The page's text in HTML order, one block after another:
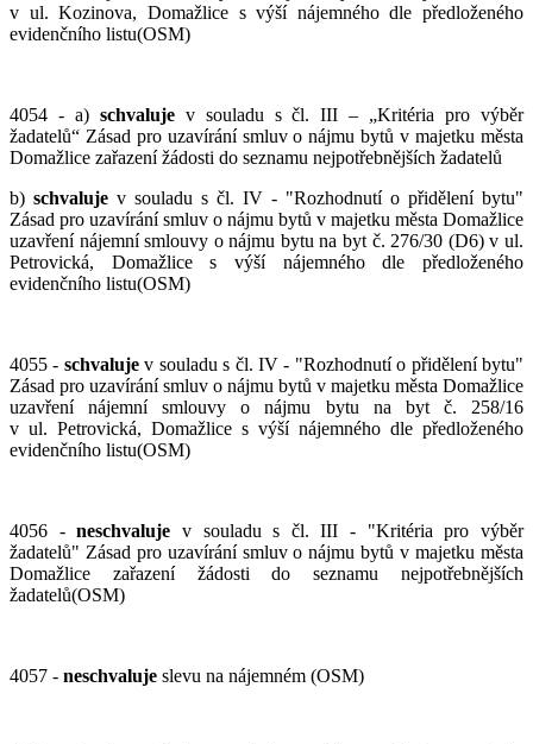
v ul. Kozinova, Domažlice s výší nájemného dle předloženého
evidenčního listu(OSM)
4054 - a) schvalujev souladu s čl. III – „Kritéria pro výběr
žadatelů“ Zásad pro uzavírání smluv o nájmu bytů v majetku města
Domažlice zařazení žádosti do seznamu nejpotřebnějších žadatelů
b) schvaluje v souladu s čl. IV - "Rozhodnutí o přidělení bytu"
Zásad pro uzavírání smluv o nájmu bytů v majetku města Domažlice
uzavření nájemní smlouvy o nájmu bytu na byt č. 276/30 (D6) v ul.
Petrovická, Domažlice s výší nájemného dle předloženého
evidenčního listu(OSM)
4055 - schvalujev souladu s čl. IV - "Rozhodnutí o přidělení bytu"
Zásad pro uzavírání smluv o nájmu bytů v majetku města Domažlice
uzavření nájemní smlouvy o nájmu bytu na byt č. 258/16
v ul. Petrovická, Domažlice s výší nájemného dle předloženého
evidenčního listu(OSM)
4056 -neschvaluje v souladu s čl. III - "Kritéria pro výběr
žadatelů" Zásad pro uzavírání smluv o nájmu bytů v majetku města
Domažlice zařazení žádosti do seznamu nejpotřebnějších
žadatelů(OSM)
4057 - neschvaluje slevu na nájemném (OSM)